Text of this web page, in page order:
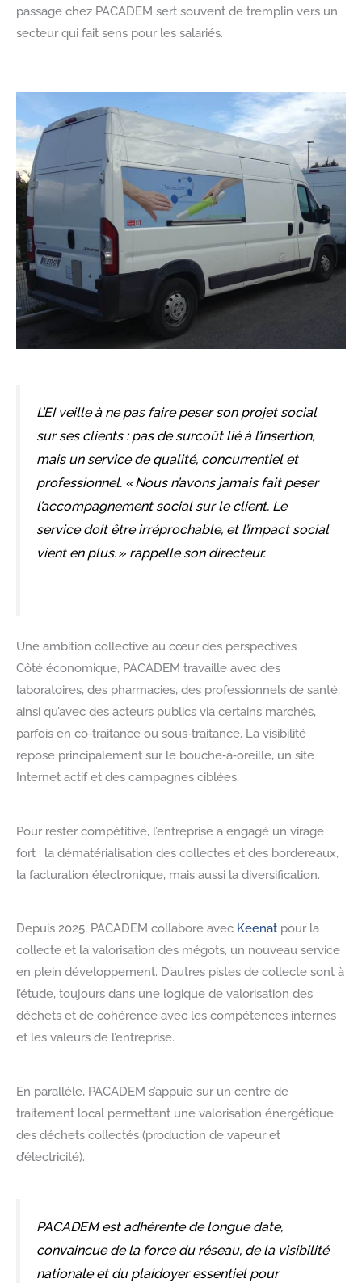
passage chez PACADEM sert souvent de tremplin vers un
secteur qui fait sens pour les salariés.
L’EI veille à ne pas faire peser son projet social
sur ses clients : pas de surcoût lié à l’insertion,
mais un service de qualité, concurrentiel et
professionnel. « Nous n’avons jamais fait peser
l’accompagnement social sur le client. Le
service doit être irréprochable, et l’impact social
vient en plus. » rappelle son directeur.
Une ambition collective au cœur des perspectives
Côté économique, PACADEM travaille avec des
laboratoires, des pharmacies, des professionnels de santé,
ainsi qu’avec des acteurs publics via certains marchés,
parfois en co‑traitance ou sous‑traitance. La visibilité
repose principalement sur le bouche‑à‑oreille, un site
Internet actif et des campagnes ciblées.
Pour rester compétitive, l’entreprise a engagé un virage
fort : la dématérialisation des collectes et des bordereaux,
la facturation électronique, mais aussi la diversification.
Depuis 2025, PACADEM collabore avec Keenat pour la
collecte et la valorisation des mégots, un nouveau service
en plein développement. D’autres pistes de collecte sont à
l’étude, toujours dans une logique de valorisation des
déchets et de cohérence avec les compétences internes
et les valeurs de l’entreprise.
En parallèle, PACADEM s’appuie sur un centre de
traitement local permettant une valorisation énergétique
des déchets collectés (production de vapeur et
d’électricité).
PACADEM est adhérente de longue date,
convaincue de la force du réseau, de la visibilité
nationale et du plaidoyer essentiel pour